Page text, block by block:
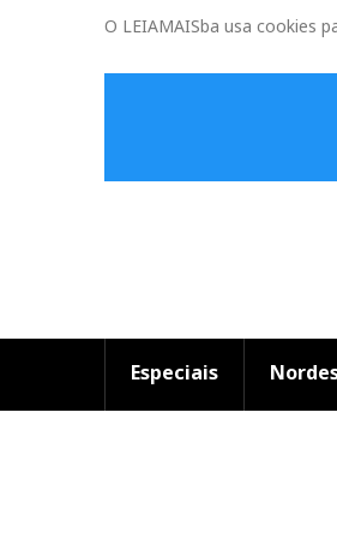
O LEIAMAISba usa cookies
Especiais